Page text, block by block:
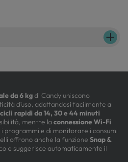
da 6 kgdi Candy uniscono
d’uso, adattandosi facilmente a
cicli rapidi da 14, 30 e 44 minuti
mentre la connessione Wi-Fi
programmi e di monitorare i consumi
offrono anche la funzione Snap &
e suggerisce automaticamente il